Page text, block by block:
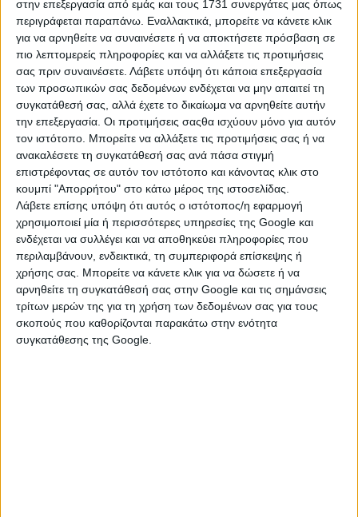
στην επεξεργασία από εμάς και τους 1731 συνεργάτες μας όπως
περιγράφεται παραπάνω. Εναλλακτικά, μπορείτε να κάνετε κλικ
για να αρνηθείτε να συναινέσετε ή να αποκτήσετε πρόσβαση σε
πιο λεπτομερείς πληροφορίες και να αλλάξετε τις προτιμήσεις
σας πριν συναινέσετε. Λάβετε υπόψη ότι κάποια επεξεργασία
των προσωπικών σας δεδομένων ενδέχεται να μην απαιτεί τη
συγκατάθεσή σας, αλλά έχετε το δικαίωμα να αρνηθείτε αυτήν
την επεξεργασία. Οι προτιμήσεις σαςθα ισχύουν μόνο για αυτόν
τον ιστότοπο. Μπορείτε να αλλάξετε τις προτιμήσεις σας ή να
ανακαλέσετε τη συγκατάθεσή σας ανά πάσα στιγμή
επιστρέφοντας σε αυτόν τον ιστότοπο και κάνοντας κλικ στο
κουμπί "Απορρήτου" στο κάτω μέρος της ιστοσελίδας.
Λάβετε επίσης υπόψη ότι αυτός ο ιστότοπος/η εφαρμογή
χρησιμοποιεί μία ή περισσότερες υπηρεσίες της Google και
ενδέχεται να συλλέγει και να αποθηκεύει πληροφορίες που
περιλαμβάνουν, ενδεικτικά, τη συμπεριφορά επίσκεψης ή
χρήσης σας. Μπορείτε να κάνετε κλικ για να δώσετε ή να
αρνηθείτε τη συγκατάθεσή σας στην Google και τις σημάνσεις
τρίτων μερών της για τη χρήση των δεδομένων σας για τους
σκοπούς που καθορίζονται παρακάτω στην ενότητα
συγκατάθεσης της Google.
κριτήρια αναζήτησής σας.
Δοκιμάστε να καθαρίσετε όλα τα υπάρχοντα φίλτρα
αναζήτησης.
ΚΑΤΗΓΟΡΙΕΣ
ΕΙΔΗ CAMPING